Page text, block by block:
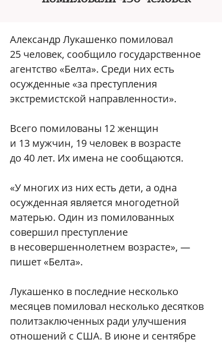
Александр Лукашенко помиловал
25 человек, сообщило государственное
агентство «Белта». Среди них есть
осужденные «за преступления
экстремистской направленности».
Всего помилованы 12 женщин
и 13 мужчин, 19 человек в возрасте
до 40 лет. Их имена не сообщаются.
«У многих из них есть дети, а одна
осужденная является многодетной
матерью. Один из помилованных
совершил преступление
в несовершеннолетнем возрасте», —
пишет «Белта».
Лукашенко в последние несколько
месяцев помиловал несколько десятков
политзаключенных ради улучшения
отношений с США. В июне и сентябре